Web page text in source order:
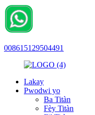
008615129504491
Lakay
Pwodwi yo
Ba Titàn
Fèy Titàn